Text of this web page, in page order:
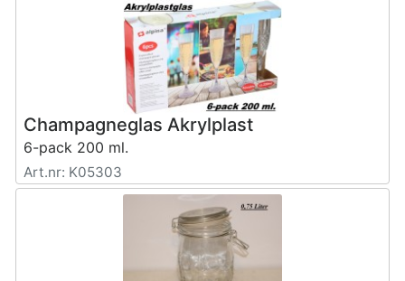
Champagneglas Akrylplast
6-pack 200 ml.
Art.nr: K05303